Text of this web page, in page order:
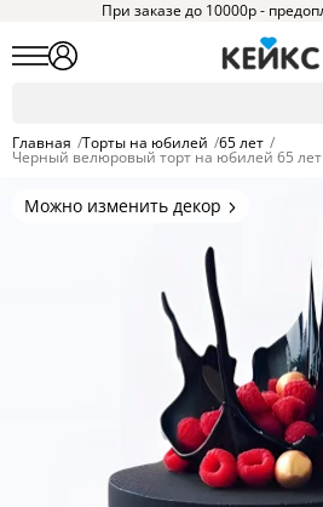
При заказе до 10000р -
Главная /Торты на юбилей /65 лет /
Черный велюровый торт на юбилей 65 лет
Можно изменить декор
элементы и фигурки.